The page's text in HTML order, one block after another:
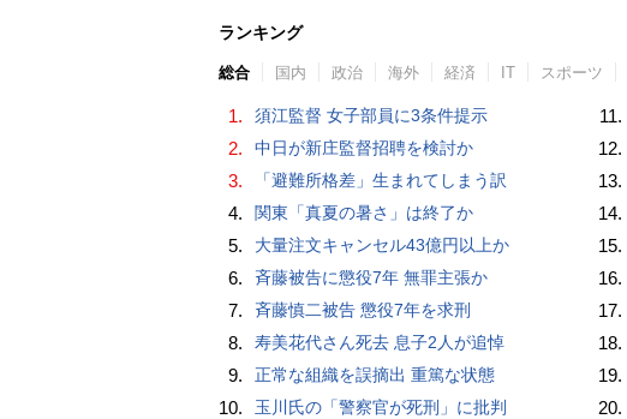
ランキング
総合 国内 政治 海外 経済 IT スポーツ
1. 須江監督 女子部員に3条件提示
2. 中日が新庄監督招聘を検討か
3. 「避難所格差」生まれてしまう訳
4. 関東「真夏の暑さ」は終了か
5. 大量注文キャンセル43億円以上か
6. 斉藤被告に懲役7年 無罪主張か
7. 斉藤慎二被告 懲役7年を求刑
8. 寿美花代さん死去 息子2人が追悼
9. 正常な組織を誤摘出 重篤な状態
10. 玉川氏の「警察官が死刑」に批判
11.
12.
13.
14.
15.
16.
17.
18.
19.
20.